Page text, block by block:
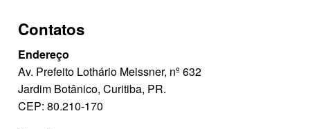
Contatos
Endereço
Av. Prefeito Lothário Meissner, nº 632
Jardim Botânico, Curitiba, PR.
CEP: 80.210-170